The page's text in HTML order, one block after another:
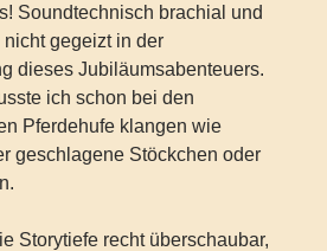
Soundtechnisch brachial und
gegeizt in der
dieses Jubiläumsabenteuers.
ich schon bei den
Pferdehufe klangen wie
geschlagene Stöckchen oder
Storytiefe recht überschaubar,